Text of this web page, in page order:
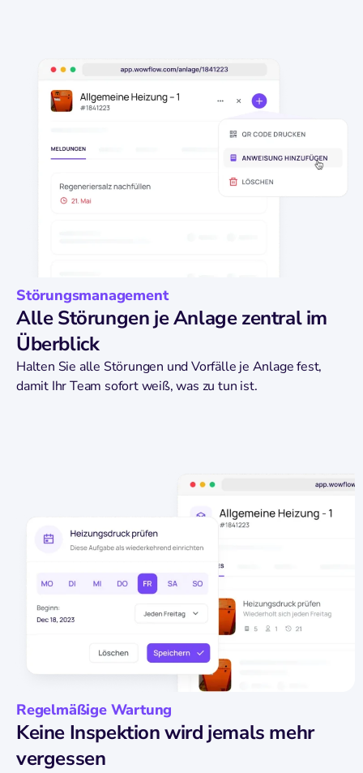
Störungsmanagement
Alle Störungen je Anlage zentral im
Überblick
Halten Sie alle Störungen und Vorfälle je Anlage fest,
damit Ihr Team sofort weiß, was zu tun ist.
Regelmäßige Wartung
Keine Inspektion wird jemals mehr
vergessen